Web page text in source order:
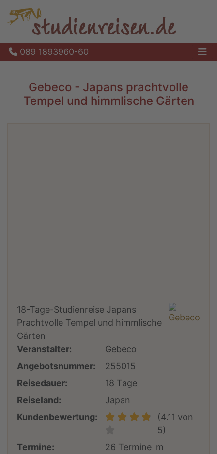
089 1893960-60
Gebeco - Japans prachtvolle
Tempel und himmlische Gärten
18-Tage-Studienreise Japans
Prachtvolle Tempel und himmlische
Gärten
Veranstalter:
Gebeco
Angebotsnummer:
255015
Reisedauer:
18 Tage
Reiseland:
Japan
Kundenbewertung:
(4.11 von
5)
Termine:
26 Termine im